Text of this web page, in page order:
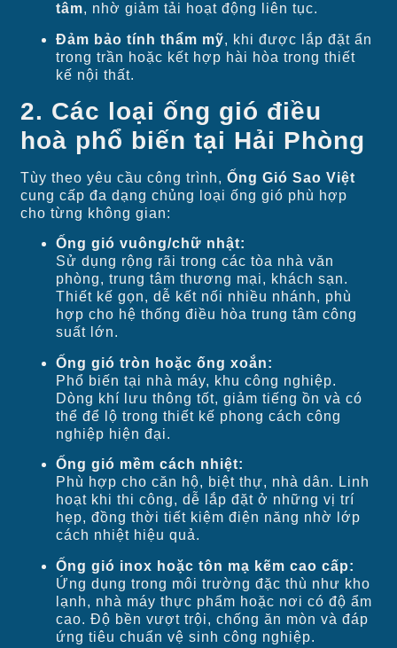
tâm, nhờ giảm tải hoạt động liên tục.
Đảm bảo tính thẩm mỹ, khi được lắp đặt ẩn
trong trần hoặc kết hợp hài hòa trong thiết
kế nội thất.
2. Các loại ống gió điều
hoà phổ biến tại Hải Phòng
Tùy theo yêu cầu công trình,Ống Gió Sao Việt
cung cấp đa dạng chủng loại ống gió phù hợp
cho từng không gian:
Ống gió vuông/chữ nhật:
Sử dụng rộng rãi trong các tòa nhà văn
phòng, trung tâm thương mại, khách sạn.
Thiết kế gọn, dễ kết nối nhiều nhánh, phù
hợp cho hệ thống điều hòa trung tâm công
suất lớn.
Ống gió tròn hoặc ống xoắn:
Phổ biến tại nhà máy, khu công nghiệp.
Dòng khí lưu thông tốt, giảm tiếng ồn và có
thể để lộ trong thiết kế phong cách công
nghiệp hiện đại.
Ống gió mềm cách nhiệt:
Phù hợp cho căn hộ, biệt thự, nhà dân. Linh
hoạt khi thi công, dễ lắp đặt ở những vị trí
hẹp, đồng thời tiết kiệm điện năng nhờ lớp
cách nhiệt hiệu quả.
Ống gió inox hoặc tôn mạ kẽm cao cấp:
Ứng dụng trong môi trường đặc thù như kho
lạnh, nhà máy thực phẩm hoặc nơi có độ ẩm
cao. Độ bền vượt trội, chống ăn mòn và đáp
ứng tiêu chuẩn vệ sinh công nghiệp.